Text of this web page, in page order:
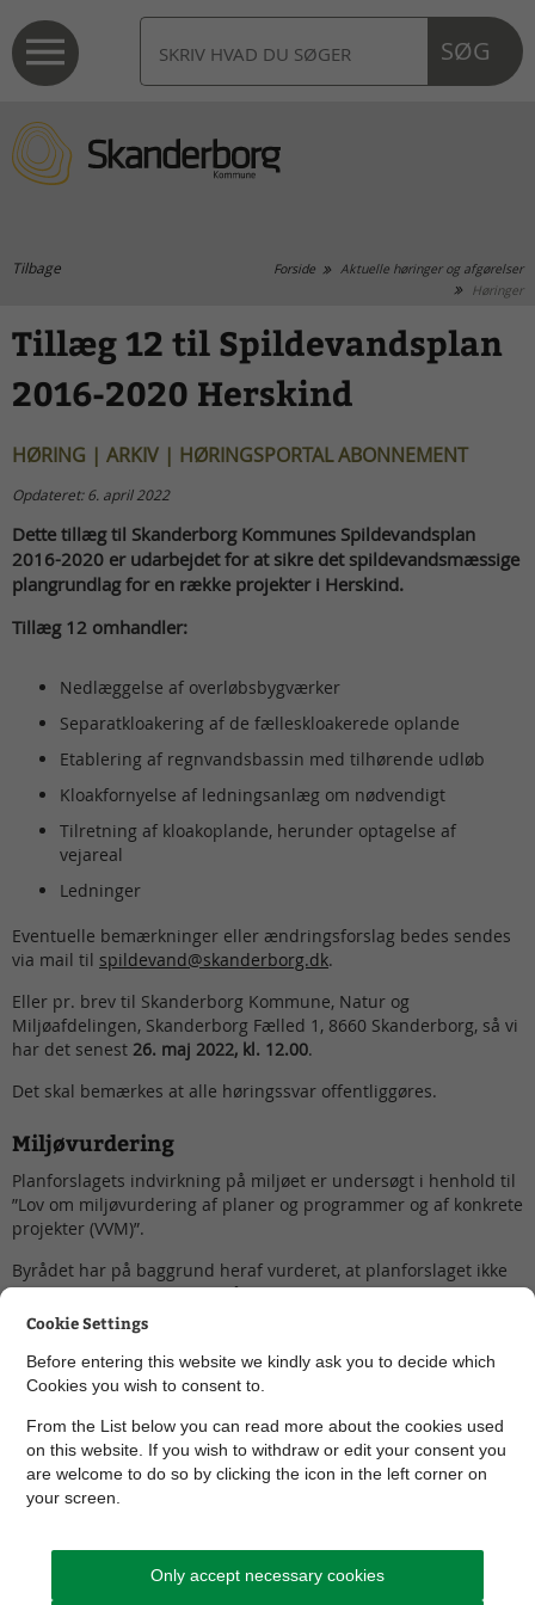
SØG
Tilbage Forside
Aktuelle høringer og afgørelser
Høringer
Tillæg 12 til Spildevandsplan
2016-2020 Herskind
HØRING | ARKIV | HØRINGSPORTAL ABONNEMENT
Opdateret: 6. april 2022
Dette tillæg til Skanderborg Kommunes Spildevandsplan
2016-2020 er udarbejdet for at sikre det spildevandsmæssige
plangrundlag for en række projekter i Herskind.
Tillæg 12 omhandler:
Nedlæggelse af overløbsbygværker
Separatkloakering af de fælleskloakerede oplande
Etablering af regnvandsbassin med tilhørende udløb
Kloakfornyelse af ledningsanlæg om nødvendigt
Tilretning af kloakoplande, herunder optagelse af
vejareal
Ledninger
Eventuelle bemærkninger eller ændringsforslag bedes sendes
via mail til spildevand@skanderborg.dk.
Eller pr. brev til Skanderborg Kommune, Natur og
Miljøafdelingen, Skanderborg Fælled 1, 8660 Skanderborg, så vi
har det senest 26. maj 2022, kl. 12.00.
Det skal bemærkes at alle høringssvar offentliggøres.
Miljøvurdering
Planforslagets indvirkning på miljøet er undersøgt i henhold til
”Lov om miljøvurdering af planer og programmer og af konkrete
projekter (VVM)”.
Byrådet har på baggrund heraf vurderet, at planforslaget ikke
har væsentlig indvirkning på miljøet og derfor ikke er omfattet
af lovens krav om miljøvurdering. Begrundelsen for denne
Du kan klage over afgørelsen
Inden 4 uger efter offentliggørelsen kan du klage over
afgørelsen om ikke at gennemføre miljøvurdering.
Se hvordan du klager
Cookie Settings
Before entering this website we kindly ask you to decide which
Cookies you wish to consent to.
From the List below you can read more about the cookies used
on this website. If you wish to withdraw or edit your consent you
are welcome to do so by clicking the icon in the left corner on
your screen.
Only accept necessary cookies